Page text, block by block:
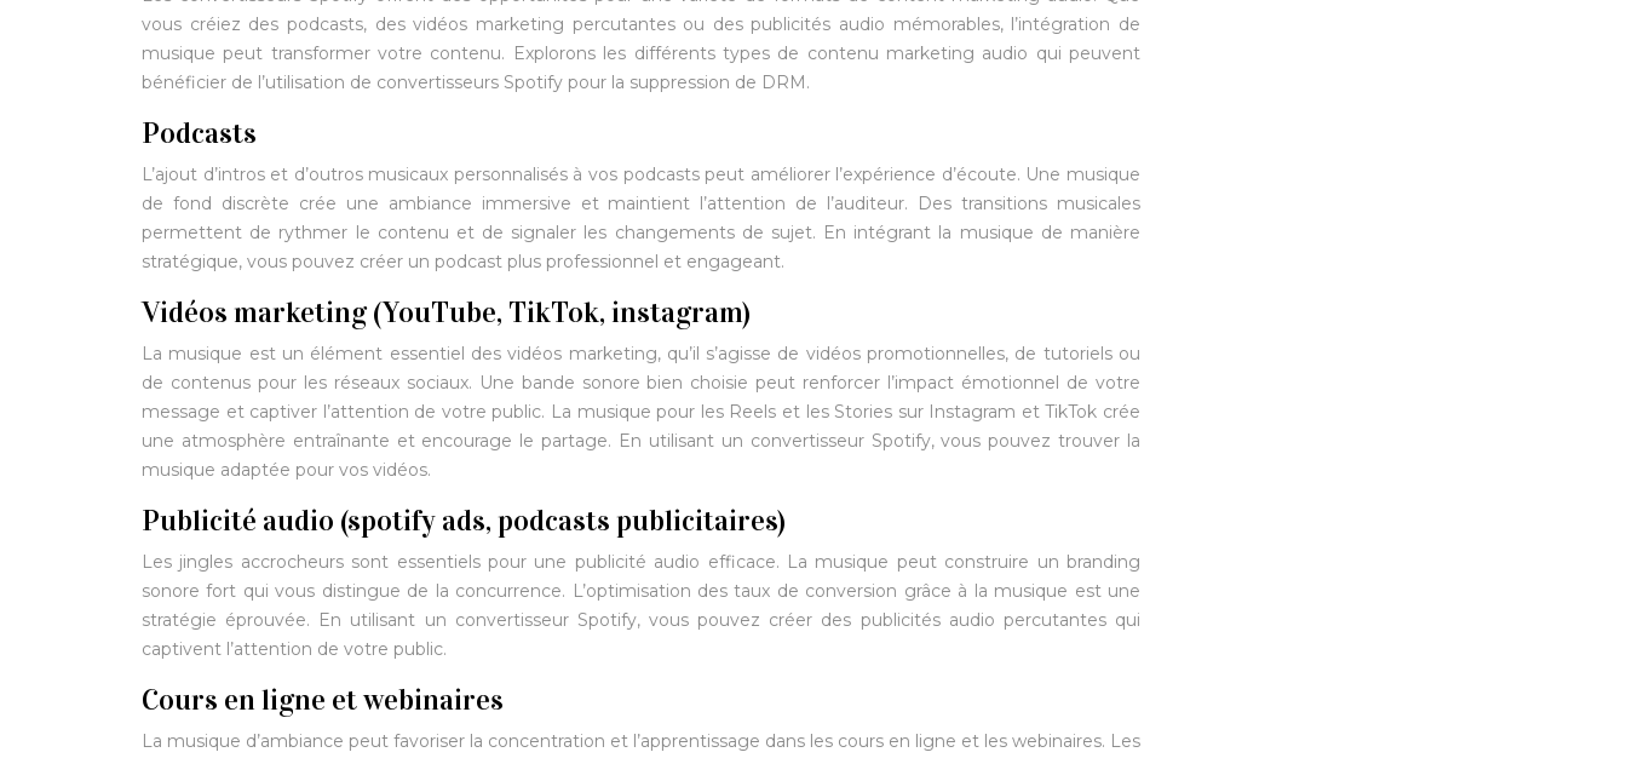
vous créiez des podcasts, des vidéos marketing percutantes ou des publicités audio mémorables, l’intégration de
musique peut transformer votre contenu. Explorons les différents types de contenu marketing audio qui peuvent
bénéficier de l’utilisation de convertisseurs Spotify pour la suppression de DRM.
Podcasts
L’ajout d’intros et d’outros musicaux personnalisés à vos podcasts peut améliorer l’expérience d’écoute. Une musique
de fond discrète crée une ambiance immersive et maintient l’attention de l’auditeur. Des transitions musicales
permettent de rythmer le contenu et de signaler les changements de sujet. En intégrant la musique de manière
stratégique, vous pouvez créer un podcast plus professionnel et engageant.
Vidéos marketing (YouTube, TikTok, instagram)
La musique est un élément essentiel des vidéos marketing, qu’il s’agisse de vidéos promotionnelles, de tutoriels ou
de contenus pour les réseaux sociaux. Une bande sonore bien choisie peut renforcer l’impact émotionnel de votre
message et captiver l’attention de votre public. La musique pour les Reels et les Stories sur Instagram et TikTok crée
une atmosphère entraînante et encourage le partage. En utilisant un convertisseur Spotify, vous pouvez trouver la
musique adaptée pour vos vidéos.
Publicité audio (spotify ads, podcasts publicitaires)
Les jingles accrocheurs sont essentiels pour une publicité audio efficace. La musique peut construire un branding
sonore fort qui vous distingue de la concurrence. L’optimisation des taux de conversion grâce à la musique est une
stratégie éprouvée. En utilisant un convertisseur Spotify, vous pouvez créer des publicités audio percutantes qui
captivent l’attention de votre public.
Cours en ligne et webinaires
La musique d’ambiance peut favoriser la concentration et l’apprentissage dans les cours en ligne et les webinaires. Les